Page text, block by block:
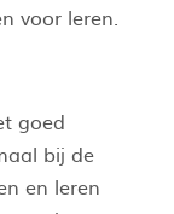
voor leren.
goed
bij de
en leren